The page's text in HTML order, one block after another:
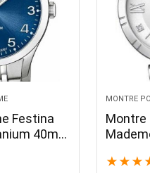
Festina
40mm
2
MONTRE
Montre
★ ★ ★